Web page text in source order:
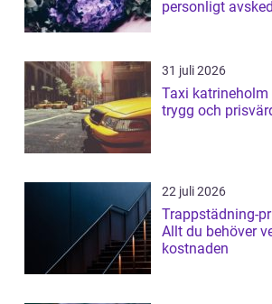
personligt avsked
31 juli 2026
Taxi katrineholm så hittar du en
trygg och
22 juli 2026
Trappstädning-
Allt du behöver
kostnaden